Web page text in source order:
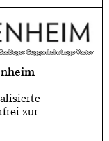
Guggenheim Logo Vector
Guggenheim Logo Vector
zur